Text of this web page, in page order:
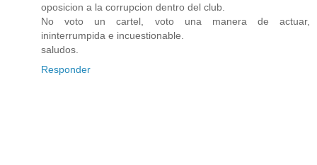
oposicion a la corrupcion dentro del club.
No voto un cartel, voto una manera de actuar,
ininterrumpida e incuestionable.
saludos.
Responder